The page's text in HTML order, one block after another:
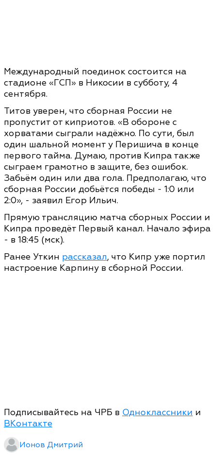
Международный поединок состоится на
стадионе «ГСП» в Никосии в субботу, 4
сентября.
Титов уверен, что сборная России не
пропустит от киприотов. «В обороне с
хорватами сыграли надёжно. По сути, был
один шальной момент у Перишича в конце
первого тайма. Думаю, против Кипра также
сыграем грамотно в защите, без ошибок.
Забьём один или два гола. Предполагаю, что
сборная России добьётся победы - 1:0 или
2:0», - заявил Егор Ильич.
Прямую трансляцию матча сборных России и
Кипра проведёт Первый канал. Начало эфира
- в 18:45 (мск).
Ранее Уткин рассказал, что Кипр уже портил
настроение Карпину в сборной России.
Подписывайтесь на ЧРБ в Одноклассники и
ВКонтакте
Ионов Дмитрий